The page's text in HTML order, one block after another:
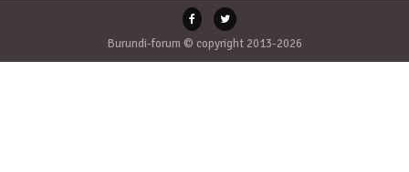
Burundi-forum © copyright 2013-2026